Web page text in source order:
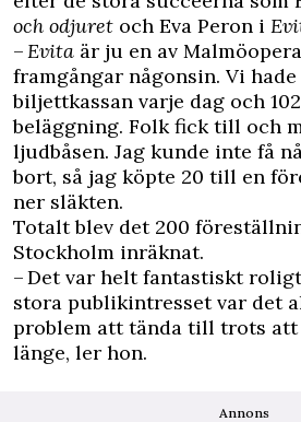
och odjuret och Eva Peron i
–Evita är ju en av
framgångar någonsin. Vi
biljettkassan varje dag och
beläggning. Folk fick till och
ljudbåsen. Jag kunde inte få
bort, så jag köpte 20 till en
ner släkten.
Totalt blev det 200
Stockholm inräknat.
– Det var helt fantastiskt
stora publikintresset var det
problem att tända till trots att
länge, ler hon.
Annons